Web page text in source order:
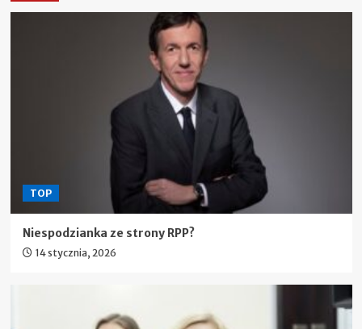
TOP
Niespodzianka ze strony RPP?
14 stycznia, 2026